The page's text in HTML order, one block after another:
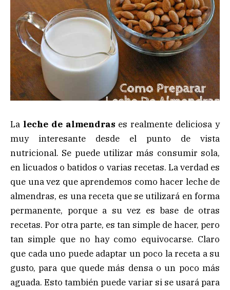
La leche de almendras es realmente deliciosa y
muy interesante desde el punto de vista
nutricional. Se puede utilizar más consumir sola,
en licuados o batidos o varias recetas. La verdad es
que una vez que aprendemos como hacer leche de
almendras, es una receta que se utilizará en forma
permanente, porque a su vez es base de otras
recetas. Por otra parte, es tan simple de hacer, pero
tan simple que no hay como equivocarse. Claro
que cada uno puede adaptar un poco la receta a su
gusto, para que quede más densa o un poco más
aguada. Esto también puede variar si se usará para